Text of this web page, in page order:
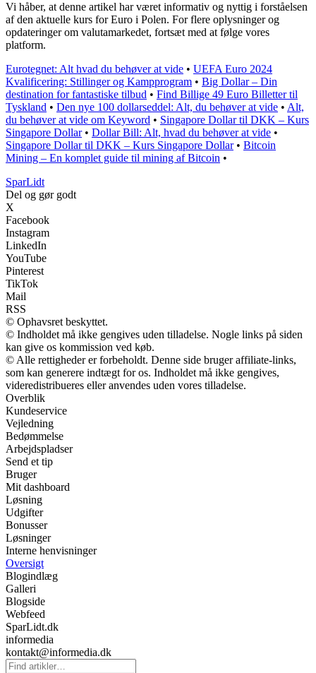
Vi håber, at denne artikel har været informativ og nyttig i forståelsen
af den aktuelle kurs for Euro i Polen. For flere oplysninger og
opdateringer om valutamarkedet, fortsæt med at følge vores
platform.
Eurotegnet: Alt hvad du behøver at vide • UEFA Euro 2024
Kvalificering: Stillinger og Kampprogram • Big Dollar – Din
destination for fantastiske tilbud • Find Billige 49 Euro Billetter til
Tyskland • Den nye 100 dollarseddel: Alt, du behøver at vide • Alt,
du behøver at vide om Keyword • Singapore Dollar til DKK – Kurs
Singapore Dollar• Dollar Bill: Alt, hvad du behøver at vide •
Singapore Dollar til DKK – Kurs Singapore Dollar• Bitcoin
Mining – En komplet guide til mining af Bitcoin •
SparLidt
Del og gør godt
X
Facebook
Instagram
LinkedIn
YouTube
Pinterest
TikTok
Mail
RSS
© Ophavsret beskyttet.
© Indholdet må ikke gengives uden tilladelse. Nogle links på siden
kan give os kommission ved køb.
© Alle rettigheder er forbeholdt. Denne side bruger affiliate-links,
som kan generere indtægt for os. Indholdet må ikke gengives,
videredistribueres eller anvendes uden vores tilladelse.
Overblik
Kundeservice
Vejledning
Bedømmelse
Arbejdspladser
Send et tip
Bruger
Mit dashboard
Løsning
Udgifter
Bonusser
Løsninger
Interne henvisninger
Oversigt
Blogindlæg
Galleri
Blogside
Webfeed
SparLidt.dk
informedia
kontakt@informedia.dk